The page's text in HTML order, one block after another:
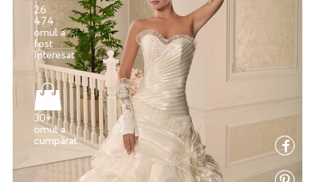
26
474
omul a
fost
interesat
30+
omul a
cumpărat